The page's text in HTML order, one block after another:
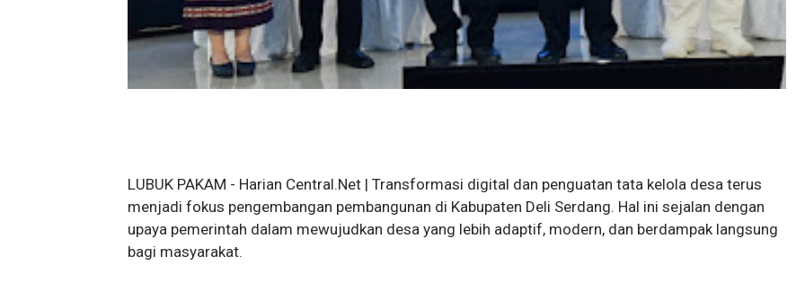
LUBUK PAKAM - Harian Central.Net | Transformasi digital dan penguatan tata kelola desa terus
menjadi fokus pengembangan pembangunan di Kabupaten Deli Serdang. Hal ini sejalan dengan
upaya pemerintah dalam mewujudkan desa yang lebih adaptif, modern, dan berdampak langsung
bagi masyarakat.